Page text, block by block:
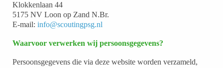
Klokkenlaan 44
5175 NV Loon op Zand N.Br.
E-mail: info@scoutingpsg.nl
Waarvoor verwerken wij persoonsgegevens?
Persoonsgegevens die via deze website worden verzameld,